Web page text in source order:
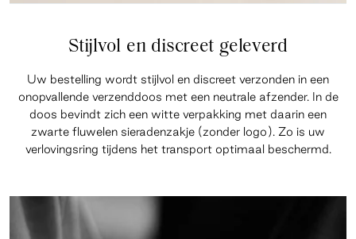
Stijlvol en discreet geleverd
Uw bestelling wordt stijlvol en discreet verzonden in een
onopvallende verzenddoos met een neutrale afzender. In de
doos bevindt zich een witte verpakking met daarin een
zwarte fluwelen sieradenzakje (zonder logo). Zo is uw
verlovingsring tijdens het transport optimaal beschermd.